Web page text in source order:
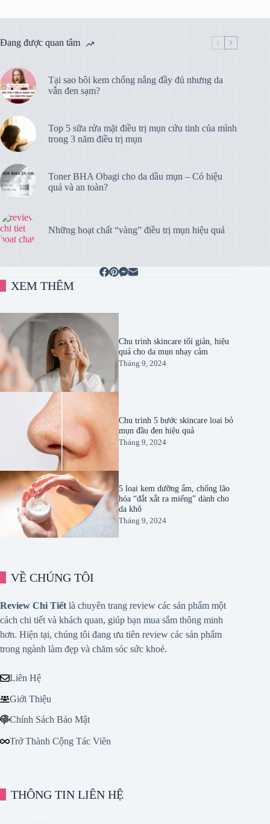
Đang được quan tâm
Tại sao bôi kem chống nắng đầy đủ nhưng da
vẫn đen sạm?
Top 5 sữa rửa mặt điều trị mụn cứu tinh của mình
trong 3 năm điều trị mụn
Toner BHA Obagi cho da dầu mụn – Có hiệu
quả và an toàn?
Những hoạt chất “vàng” điều trị mụn hiệu quả
XEM THÊM
Chu trình skincare tối giản, hiệu
quả cho da mụn nhạy cảm
Tháng 9, 2024
Chu trình 5 bước skincare loại bỏ
mụn đầu đen hiệu quả
Tháng 9, 2024
5 loại kem dưỡng ẩm, chống lão
hóa “đắt xắt ra miếng” dành cho
da khô
Tháng 9, 2024
VỀ CHÚNG TÔI
Review Chi Tiết là chuyên trang review các sản phẩm một
cách chi tiết và khách quan, giúp bạn mua sắm thông minh
hơn. Hiện tại, chúng tôi đang ưu tiên review các sản phẩm
trong ngành làm đẹp và chăm sóc sức khoẻ.
Liên Hệ
Giới Thiệu
Chính Sách Bảo Mật
Trở Thành Cộng Tác Viên
THÔNG TIN LIÊN HỆ